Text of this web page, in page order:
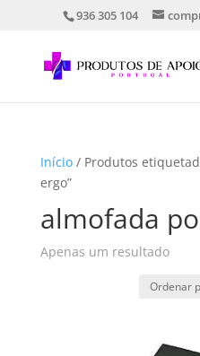
936 305 104
Início/ Produtos
ergo”
almofada
Apenas um resultado